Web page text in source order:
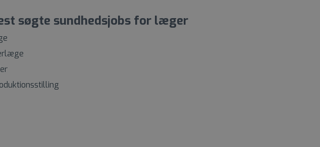
søgte sundhedsjobs for læger